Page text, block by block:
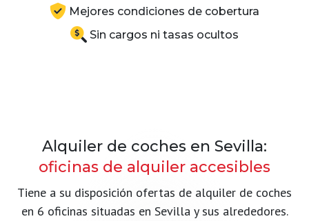
Mejores condiciones de cobertura
Sin cargos ni tasas ocultos
Alquiler de coches en Sevilla:
oficinas de alquiler accesibles
Tiene a su disposición ofertas de alquiler de coches
en 6 oficinas situadas en Sevilla y sus alrededores.